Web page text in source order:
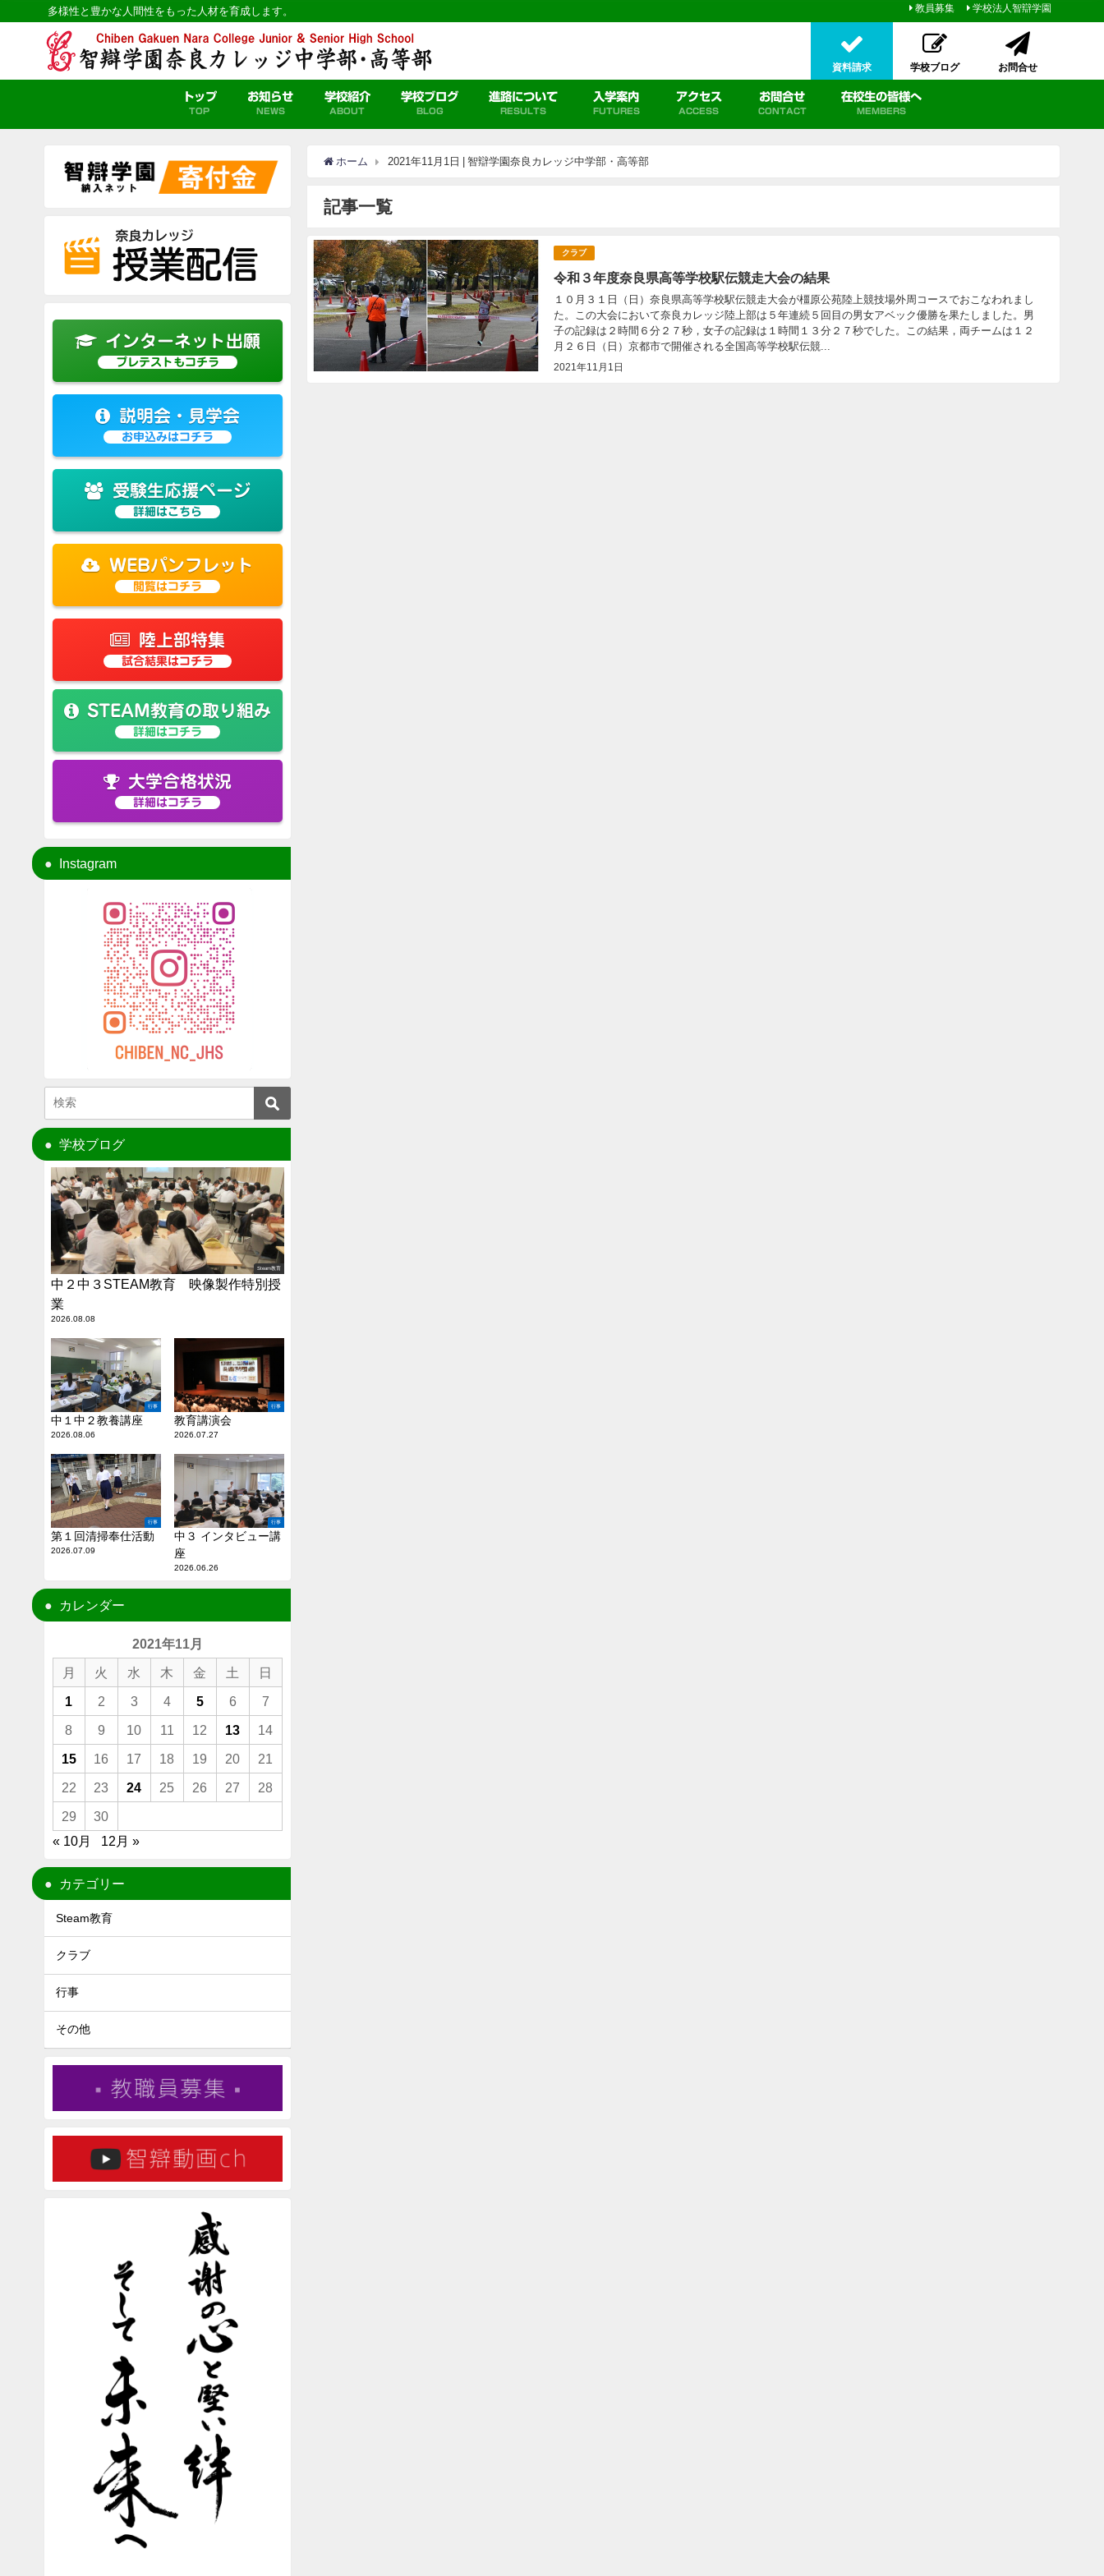
多様性と豊かな人間性をもった人材を育成します。 教員募集 学校法人智辯学園
資料請求 学校ブログ お問合せ
トップ
TOP
お知らせ
NEWS
学校紹介
ABOUT
学校ブログ
BLOG
進路について
RESULTS
入学案内
FUTURES
アクセス
ACCESS
お問合せ
CONTACT
在校生の皆様へ
MEMBERS
ホーム 2021年11月1日 | 智辯学園奈良カレッジ中学部・高等部
記事一覧
クラブ
令和３年度奈良県高等学校駅伝競走大会の結果
2021年11月1日
１０月３１日（日）奈良県高等学校駅伝競走大会が橿原公苑陸上競技場外周コースでおこなわれまし
た。この大会において奈良カレッジ陸上部は５年連続５回目の男女アベック優勝を果たしました。男
子の記録は２時間６分２７秒，女子の記録は１時間１３分２７秒でした。この結果，両チームは１２
月２６日（日）京都市で開催される全国高等学校駅伝競...
インターネット出願
プレテストもコチラ
説明会・見学会
お申込みはコチラ
受験生応援ページ
詳細はこちら
WEBパンフレット
閲覧はコチラ
陸上部特集
試合結果はコチラ
STEAM教育の取り組み
詳細はコチラ
大学合格状況
詳細はコチラ
Instagram
学校ブログ
Steam教育
中２中３STEAM教育 映像製作特別授
業
2026.08.08
行事
中１中２教養講座
2026.08.06
行事
教育講演会
2026.07.27
行事
第１回清掃奉仕活動
2026.07.09
行事
中３ インタビュー講
座
2026.06.26
カレンダー
2021年11月
月 火 水 木 金 土 日
1 2 3 4 5 6 7
8 9 10 11 12 13 14
15 16 17 18 19 20 21
22 23 24 25 26 27 28
29
30
« 10月
12月 »
カテゴリー
Steam教育
クラブ
行事
その他